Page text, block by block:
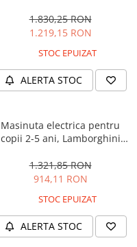
1.830,25 RON
1.219,15 RON
STOC EPUIZAT
ALERTA STOC
Masinuta electrica pentru
copii 2-5 ani, Lamborghini
12V, galbena
1.321,85 RON
914,11 RON
STOC EPUIZAT
ALERTA STOC